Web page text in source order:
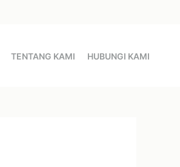
TENTANG KAMI HUBUNGI KAMI